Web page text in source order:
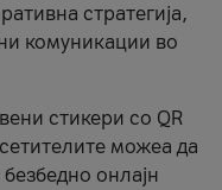
стратегија,
комуникации во
стикери со QR
можеа да
онлајн